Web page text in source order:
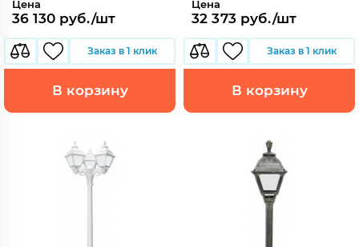
Цена
36 130 руб./шт
Заказ в 1 клик
В корзину
Цена
32 373 руб./шт
Заказ в 1 клик
В корзину